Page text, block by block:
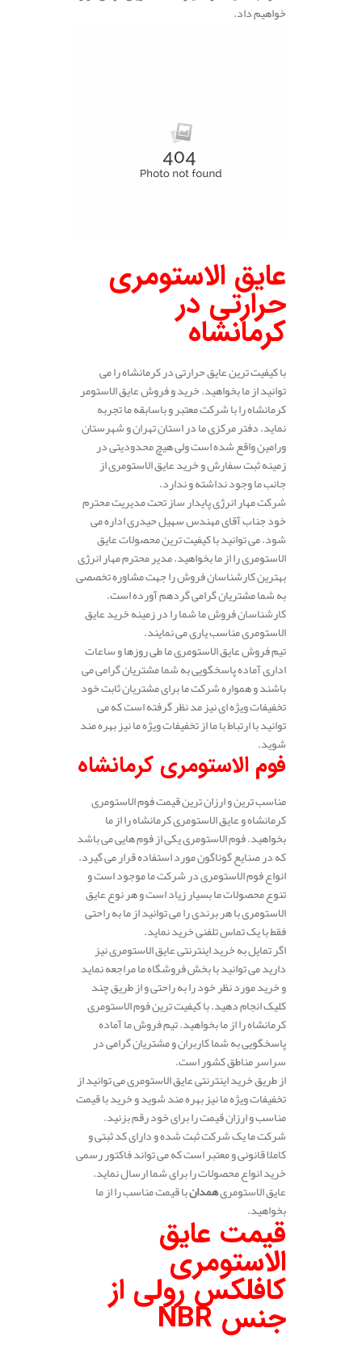
خواهیم داد.
عایق الاستومری
حرارتی در
کرمانشاه
با کیفیت ترین عایق حرارتی در کرمانشاه را می
توانید از ما بخواهید. خرید و فروش عایق الاستومر
کرمانشاه را با شرکت معتبر و باسابقه ما تجربه
نماید. دفتر مرکزی ما در استان تهران و شهرستان
ورامین واقع شده است ولی هیچ محدودیتی در
زمینه ثبت سفارش و خرید عایق الاستومری از
جانب ما وجود نداشته و ندارد.
شرکت مهار انرژی پایدار ساز تحت مدیریت محترم
خود جناب آقای مهندس سهیل حیدری اداره می
شود. می توانید با کیفیت ترین محصولات عایق
الاستومری را از ما بخواهید. مدیر محترم مهار انرژی
بهترین کارشناسان فروش را جهت مشاوره تخصصی
به شما مشتریان گرامی گردهم آورده است.
کارشناسان فروش ما شما را در زمینه خرید عایق
الاستومری مناسب یاری می نمایند.
تیم فروش عایق الاستومری ما طی روزها و ساعات
اداری آماده پاسخگویی به شما مشتریان گرامی می
باشند و همواره شرکت ما برای مشتریان ثابت خود
تخفیفات ویژه ای نیز مد نظر گرفته است که می
توانید با ارتباط با ما از تخفیفات ویژه ما نیز بهره مند
شوید.
فوم الاستومری کرمانشاه
مناسب ترین و ارزان ترین قیمت فوم الاستومری
کرمانشاه و عایق الاستومری کرمانشاه را از ما
بخواهید. فوم الاستومری یکی از فوم هایی می باشد
که در صنایع گوناگون مورد استفاده قرار می گیرد.
انواع فوم الاستومری در شرکت ما موجود است و
تنوع محصولات ما بسیار زیاد است و هر نوع عایق
الاستومری با هر برندی را می توانید از ما به راحتی
فقط با یک تماس تلفنی خرید نماید.
اگر تمایل به خرید اینترنتی عایق الاستومری نیز
دارید می توانید با بخش فروشگاه ما مراجعه نماید
و خرید مورد نظر خود را به راحتی و از طریق چند
کلیک انجام دهید. با کیفیت ترین فوم الاستومری
کرمانشاه را از ما بخواهید. تیم فروش ما آماده
پاسخگویی به شما کاربران و مشتریان گرامی در
سراسر مناطق کشور است.
از طریق خرید اینترنتی عایق الاستومری می توانید از
تخفیفات ویژه ما نیز بهره مند شوید و خرید با قیمت
مناسب و ارزان قیمت را برای خود رقم بزنید.
شرکت ما یک شرکت ثبت شده و دارای کد ثبتی و
کاملا قانونی و معتبر است که می تواند فاکتور رسمی
خرید انواع محصولات را برای شما ارسال نماید.
عایق الاستومریهمدانبا قیمت مناسب را از ما
بخواهید.
قیمت عایق
الاستومری
کافلکس رولی از
جنس NBR